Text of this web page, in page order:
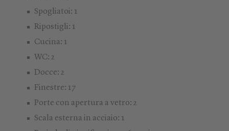
Spogliatoi: 1
Ripostigli: 1
Cucina: 1
WC: 2
Docce: 2
Finestre: 17
Porte con apertura a vetro: 2
Scala esterna in acciaio: 1